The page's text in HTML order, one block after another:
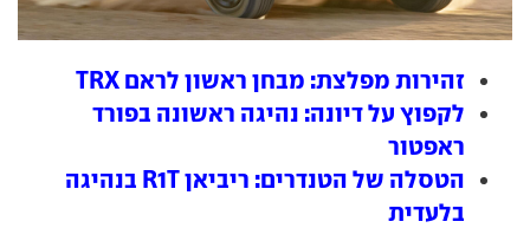
זהירות מפלצת: מבחן ראשון לראם TRX
לקפוץ על דיונה: נהיגה ראשונה בפורד
ראפטור
הטסלה של הטנדרים: ריביאן R1T בנהיגה
בלעדית